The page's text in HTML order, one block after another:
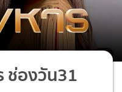
ช่องวัน31